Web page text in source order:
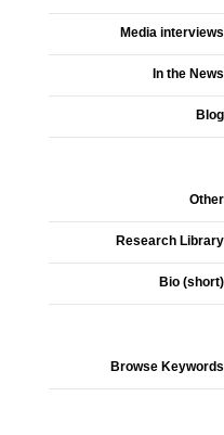
Media interviews
In the News
Blog
Other
Research Library
Bio (short)
Browse Keywords